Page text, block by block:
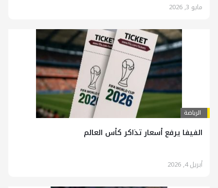
مايو 3, 2026
الرياضة
الفيفا يرفع أسعار تذاكر كأس العالم
أبريل 4, 2026